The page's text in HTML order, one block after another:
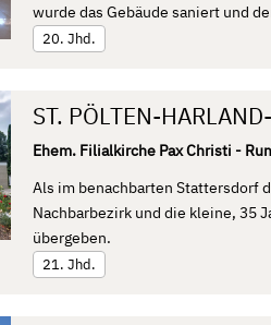
wurde das Gebäude saniert und
20. Jhd.
ST. PÖLTEN-
Ehem. Filialkirche Pax Christi -
Als im benachbarten Stattersdorf
Nachbarbezirk und die kleine, 35
übergeben.
21. Jhd.